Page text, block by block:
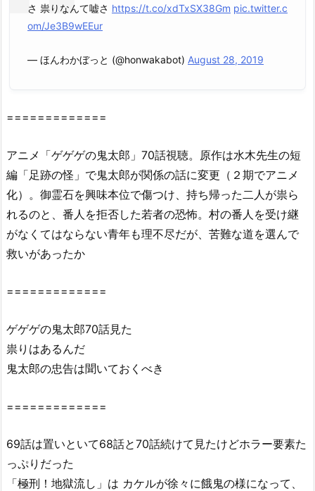
ー
X、
D
l
y
m
t
o
n
に
ゲ
ゲ
ゲ
さ 祟りなんて嘘さ https://t.co/xdTxSX38Gm pic.twitter.c
om/Je3B9wEEur
— ほんわかぼっと (@honwakabot) August 28, 2019
=============
アニメ「ゲゲゲの鬼太郎」70話視聴。原作は水木先生の短
編「足跡の怪」で鬼太郎が関係の話に変更（２期でアニメ
化）。御霊石を興味本位で傷つけ、持ち帰った二人が祟ら
れるのと、番人を拒否した若者の恐怖。村の番人を受け継
がなくてはならない青年も理不尽だが、苦難な道を選んで
救いがあったか
=============
ゲゲゲの鬼太郎70話見た
祟りはあるんだ
鬼太郎の忠告は聞いておくべき
=============
69話は置いといて68話と70話続けて見たけどホラー要素た
っぷりだった
「極刑！地獄流し」は カケルが徐々に餓鬼の様になって、